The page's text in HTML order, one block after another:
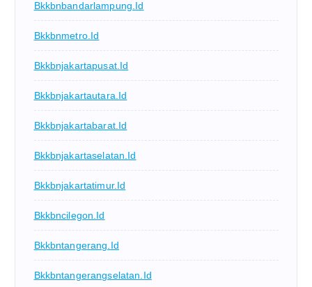
Bkkbnbandarlampung.id
Bkkbnmetro.id
Bkkbnjakartapusat.id
Bkkbnjakartautara.id
Bkkbnjakartabarat.id
Bkkbnjakartaselatan.id
Bkkbnjakartatimur.id
Bkkbncilegon.id
Bkkbntangerang.id
Bkkbntangerangselatan.id